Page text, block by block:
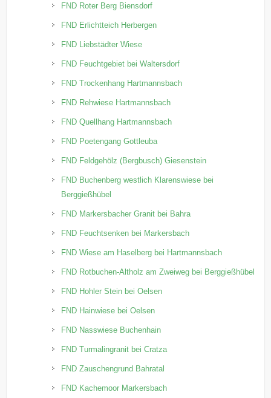
FND Roter Berg Biensdorf
FND Erlichtteich Herbergen
FND Liebstädter Wiese
FND Feuchtgebiet bei Waltersdorf
FND Trockenhang Hartmannsbach
FND Rehwiese Hartmannsbach
FND Quellhang Hartmannsbach
FND Poetengang Gottleuba
FND Feldgehölz (Bergbusch) Giesenstein
FND Buchenberg westlich Klarenswiese bei
Berggießhübel
FND Markersbacher Granit bei Bahra
FND Feuchtsenken bei Markersbach
FND Wiese am Haselberg bei Hartmannsbach
FND Rotbuchen-Altholz am Zweiweg bei Berggießhübel
FND Hohler Stein bei Oelsen
FND Hainwiese bei Oelsen
FND Nasswiese Buchenhain
FND Turmalingranit bei Cratza
FND Zauschengrund Bahratal
FND Kachemoor Markersbach